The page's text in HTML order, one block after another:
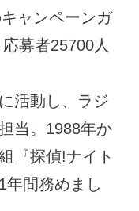
ャンペーンガ
募者25700人
活動し、ラジ
当。1988年か
『探偵!ナイト
年間務めまし